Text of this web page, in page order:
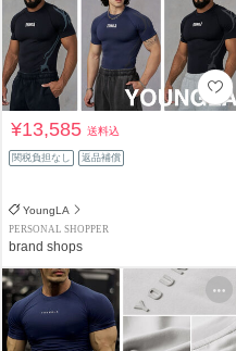
¥13,585送料込
関税負担なし 返品補償
YoungLA
PERSONAL SHOPPER
brand shops